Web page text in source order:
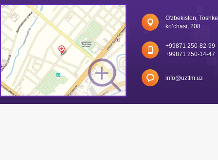
O'zbekiston,
ko’chasi, 208
+99871 250-82-99
+99871 250-14-47
info@uzttm.uz